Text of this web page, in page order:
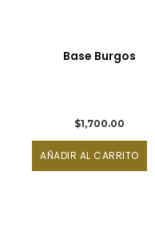
Base Burgos
$1,700.00
AÑADIR AL CARRITO